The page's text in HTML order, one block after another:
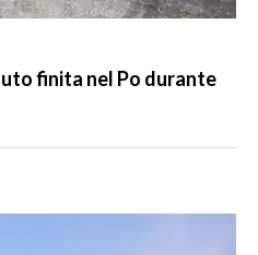
finita nel Po durante